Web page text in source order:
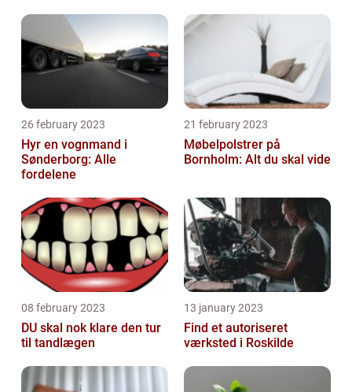
26 february 2023
Hyr en vognmand i
Sønderborg: Alle
fordelene
21 february 2023
Møbelpolstrer på
Bornholm: Alt du skal vide
08 february 2023
DU skal nok klare den tur
til tandlægen
13 january 2023
Find et autoriseret
værksted i Roskilde